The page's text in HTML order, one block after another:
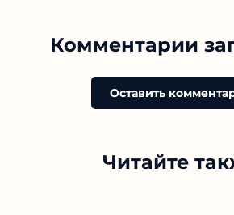
Комментарии
Оставить
Читайте